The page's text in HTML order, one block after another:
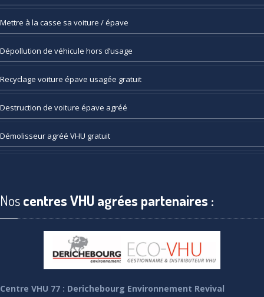
Mettre à la casse sa voiture / épave
Dépollution de véhicule hors d’usage
Recyclage voiture épave usagée gratuit
Destruction de voiture épave agréé
Démolisseur agréé VHU gratuit
Noscentres VHU agrées partenaires :
Centre VHU 77 : Derichebourg Environnement Revival